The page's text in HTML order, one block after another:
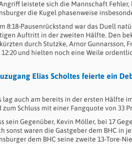
leistete sich die Mannschaft
die Kugel phasenweise
8:18-Pausenrückstand war das Duell
Auftritt in der zweiten Hälfte. Den
durch Stutzke, Arnor Gunnarsson,
und hielten noch eine Weile
Elias Scholtes feierte ein
lag auch am bereits in der ersten Hälfte
zum Schluss mit einer Fangquote von 33
sein Gegenüber, Kevin Möller, bei 17
sonst waren die Gastgeber dem BHC in
dem BHC seine zweite 13-Tore-